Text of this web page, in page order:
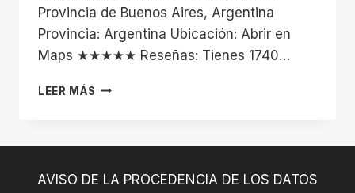
Provincia de Buenos Aires, Argentina
Provincia: Argentina Ubicación: Abrir en
Maps ★★★★★ Reseñas: Tienes 1740…
LEER MÁS ESTADIO
AVISO DE LA PROCEDENCIA DE LOS DATOS